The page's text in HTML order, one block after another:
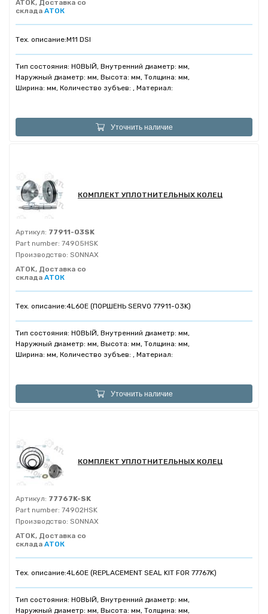
ATOK, Доставка со
склада АТОК
Тех. описание:M11 DSI
Тип состояния: НОВЫЙ, Внутренний диаметр: мм,
Наружный диаметр: мм, Высота: мм, Толщина: мм,
Ширина: мм, Количество зубъев: , Материал:
Уточнить наличие
КОМПЛЕКТ УПЛОТНИТЕЛЬНЫХ КОЛЕЦ
Артикул: 77911-03SK
Part number: 74905HSK
Производство: SONNAX
ATOK, Доставка со
склада АТОК
Тех. описание:4L60E (ПОРШЕНЬ SERVO 77911-03K)
Тип состояния: НОВЫЙ, Внутренний диаметр: мм,
Наружный диаметр: мм, Высота: мм, Толщина: мм,
Ширина: мм, Количество зубъев: , Материал:
Уточнить наличие
КОМПЛЕКТ УПЛОТНИТЕЛЬНЫХ КОЛЕЦ
Артикул: 77767K-SK
Part number: 74902HSK
Производство: SONNAX
ATOK, Доставка со
склада АТОК
Тех. описание:4L60E (REPLACEMENT SEAL KIT FOR 77767K)
Тип состояния: НОВЫЙ, Внутренний диаметр: мм,
Наружный диаметр: мм, Высота: мм, Толщина: мм,